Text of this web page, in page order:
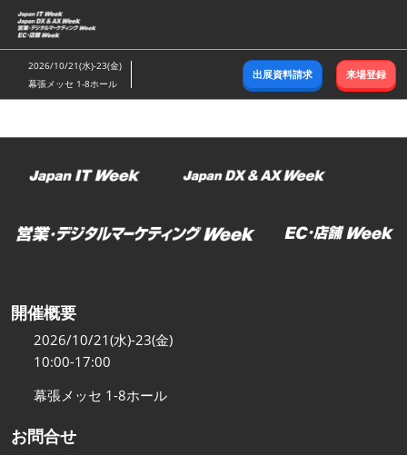
ス
キ
ッ
し
2026/10/21(水)-23(金)
幕張メッセ 1-8ホール
出展資料請求 来場登録
開催概要
2026/10/21(水)-23(金)
10:00-17:00
幕張メッセ 1-8ホール
お問合せ